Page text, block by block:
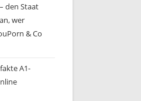
den Staat
wer
& Co
A1-